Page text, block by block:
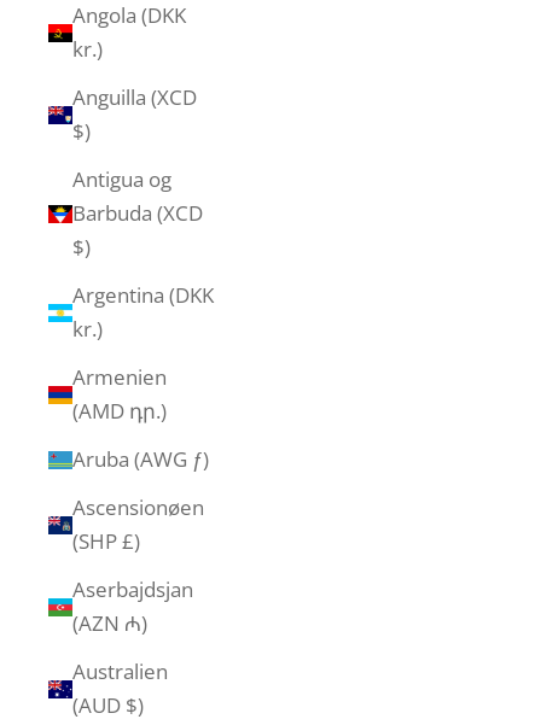
Angola (DKK
kr.)
Anguilla (XCD
$)
Antigua og
Barbuda (XCD
$)
Argentina (DKK
kr.)
Armenien
(AMD դր.)
Aruba (AWG ƒ)
Ascensionøen
(SHP £)
Aserbajdsjan
(AZN ₼)
Australien
(AUD $)